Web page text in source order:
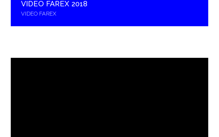
VIDEO FAREX 2018
VIDEO FAREX